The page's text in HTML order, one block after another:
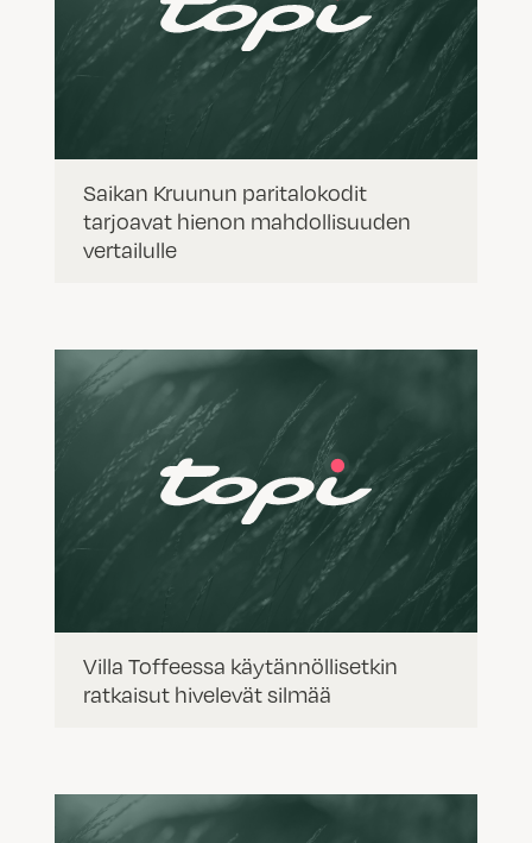
Saikan Kruunun paritalokodit
tarjoavat hienon mahdollisuuden
vertailulle
Villa Toffeessa käytännöllisetkin
ratkaisut hivelevät silmää